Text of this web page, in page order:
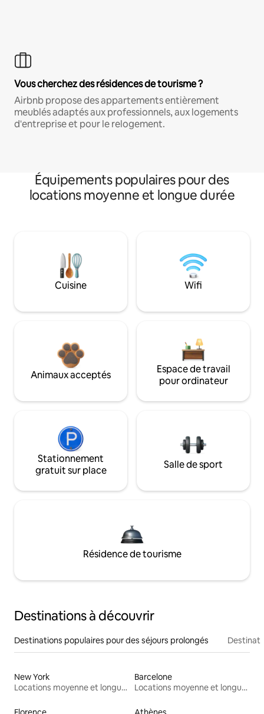
Vous cherchez des résidences de tourisme ?
Airbnb propose des appartements entièrement
meublés adaptés aux professionnels, aux logements
d'entreprise et pour le relogement.
Équipements populaires pour des
locations moyenne et longue durée
Cuisine Wifi
Animaux acceptés
Espace de travail
pour ordinateur
Stationnement
gratuit sur place
Salle de sport
Résidence de tourisme
Destinations à découvrir
Destinations populaires pour des séjours prolongés
New York
Locations moyenne et longue durée
Barcelone
Locations moyenne et longue durée